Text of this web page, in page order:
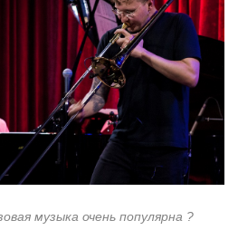
музыка очень популярна ?